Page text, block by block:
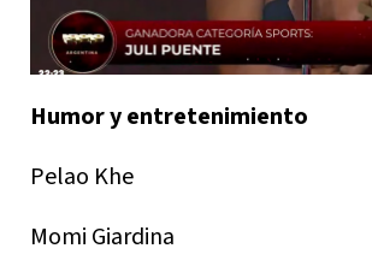
Humor y entretenimiento
Pelao Khe
Momi Giardina